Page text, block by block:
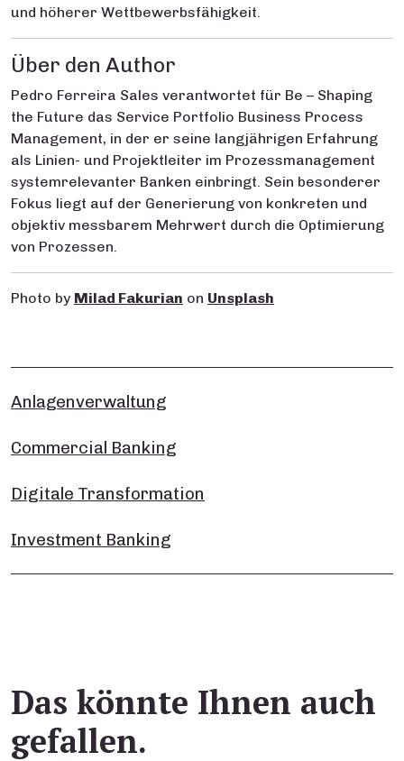
und höherer Wettbewerbsfähigkeit.
Über den Author
Pedro Ferreira Sales verantwortet für Be – Shaping
the Future das Service Portfolio Business Process
Management, in der er seine langjährigen Erfahrung
als Linien- und Projektleiter im Prozessmanagement
systemrelevanter Banken einbringt. Sein besonderer
Fokus liegt auf der Generierung von konkreten und
objektiv messbarem Mehrwert durch die Optimierung
von Prozessen.
Photo by Milad Fakurian on Unsplash
Anlagenverwaltung
Commercial Banking
Digitale Transformation
Investment Banking
Das könnte Ihnen auch
gefallen.